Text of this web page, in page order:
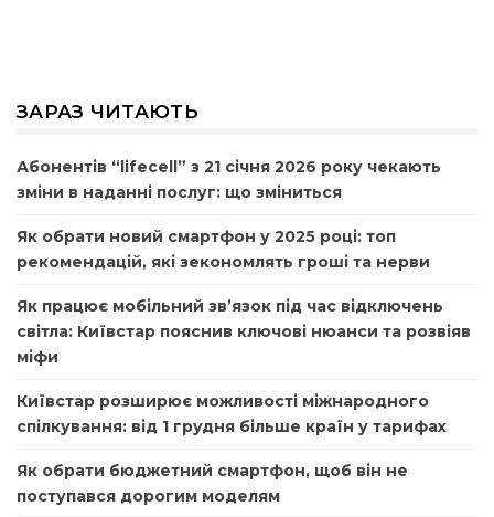
ЗАРАЗ ЧИТАЮТЬ
Абонентів “lifecell” з 21 січня 2026 року чекають
зміни в наданні послуг: що зміниться
Як обрати новий смартфон у 2025 році: топ
рекомендацій, які зекономлять гроші та нерви
Як працює мобільний зв’язок під час відключень
світла: Київстар пояснив ключові нюанси та розвіяв
міфи
Київстар розширює можливості міжнародного
спілкування: від 1 грудня більше країн у тарифах
Як обрати бюджетний смартфон, щоб він не
поступався дорогим моделям